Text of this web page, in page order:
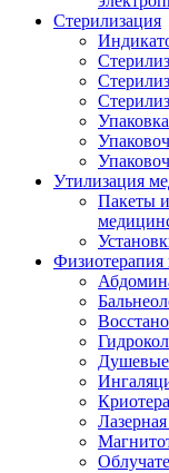
Стерилизация
Утилизация
Пакеты
Физиотерапия